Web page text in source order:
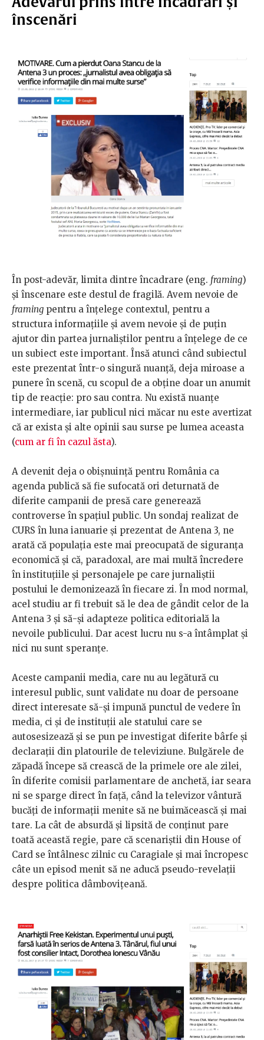
înscenări
În post-adevăr, limita dintre încadrare (eng. framing)
și înscenare este destul de fragilă. Avem nevoie de
framing pentru a înțelege contextul, pentru a
structura informațiile și avem nevoie și de puțin
ajutor din partea jurnaliștilor pentru a înțelege de ce
un subiect este important. Însă atunci când subiectul
este prezentat într-o singură nuanță, deja miroase a
punere în scenă, cu scopul de a obține doar un anumit
tip de reacție: pro sau contra. Nu există nuanțe
intermediare, iar publicul nici măcar nu este avertizat
că ar exista și alte opinii sau surse pe lumea aceasta
(cum ar fi în cazul ăsta).
A devenit deja o obișnuință pentru România ca
agenda publică să fie sufocată ori deturnată de
diferite campanii de presă care generează
controverse în spațiul public. Un sondaj realizat de
CURS în luna ianuarie și prezentat de Antena 3, ne
arată că populația este mai preocupată de siguranța
economică și că, paradoxal, are mai multă încredere
în instituțiile și personajele pe care jurnaliștii
postului le demonizează în fiecare zi. În mod normal,
acel studiu ar fi trebuit să le dea de gândit celor de la
Antena 3 și să-și adapteze politica editorială la
nevoile publicului. Dar acest lucru nu s-a întâmplat și
nici nu sunt speranțe.
Aceste campanii media, care nu au legătură cu
interesul public, sunt validate nu doar de persoane
direct interesate să-și impună punctul de vedere în
media, ci și de instituții ale statului care se
autosesizează și se pun pe investigat diferite bârfe și
declarații din platourile de televiziune. Bulgărele de
zăpadă începe să crească de la primele ore ale zilei,
în diferite comisii parlamentare de anchetă, iar seara
ni se sparge direct în față, când la televizor vântură
bucăți de informații menite să ne buimăcească și mai
tare. La cât de absurdă și lipsită de conținut pare
toată această regie, pare că scenariștii din House of
Card se întâlnesc zilnic cu Caragiale și mai încropesc
câte un episod menit să ne aducă pseudo-revelații
despre politica dâmbovițeană.